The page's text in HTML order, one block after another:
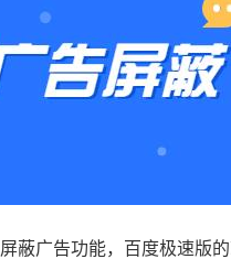
广告功能，百度极速版